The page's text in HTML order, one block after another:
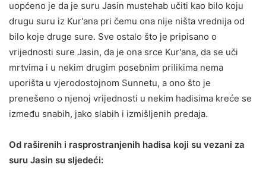
uopćeno je da je suru Jasin mustehab učiti kao bilo koju
drugu suru iz Kur'ana pri čemu ona nije ništa vrednija od
bilo koje druge sure. Sve ostalo što je pripisano o
vrijednosti sure Jasin, da je ona srce Kur'ana, da se uči
mrtvima i u nekim drugim posebnim prilikima nema
uporišta u vjerodostojnom Sunnetu, a ono što je
prenešeno o njenoj vrijednosti u nekim hadisima kreće se
između snabih, jako slabih i izmišljenih predaja.
Od raširenih i rasprostranjenih hadisa koji su vezani za
suru Jasin su sljedeći: